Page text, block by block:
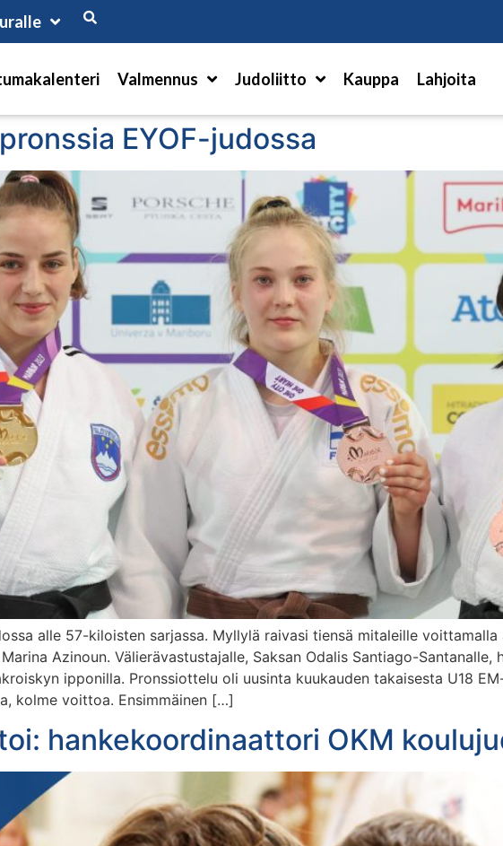
Valmennus Judoliitto Kauppa Lahjoita
EYOF-judossa
alle 57-kiloisten sarjassa. Myllylä raivasi tiensä mitaleille
Azinoun. Välierävastustajalle, Saksan Odalis Santiago-
ipponilla. Pronssiottelu oli uusinta kuukauden takaisesta U18
kolme voittoa. Ensimmäinen […]
hankekoordinaattori OKM